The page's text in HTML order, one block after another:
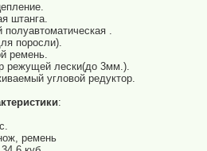
штанга.
полуавтоматическая .
поросли).
ремень.
режущей лески(до 3мм.).
угловой редуктор.
:
ремень